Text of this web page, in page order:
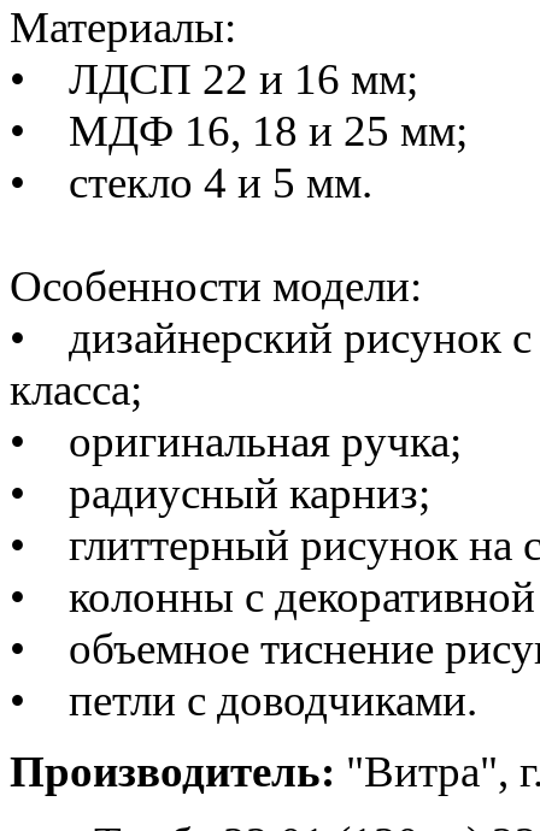
Материалы:
• ЛДСП 22 и 16 мм;
• МДФ 16, 18 и 25 мм;
• стекло 4 и 5 мм.
Особенности модели:
• дизайнерский рисунок
класса;
• оригинальная ручка;
• радиусный карниз;
• глиттерный рисунок на
• колонны с
• объемное тиснение
• петли с доводчиками.
Производитель: "Витра",